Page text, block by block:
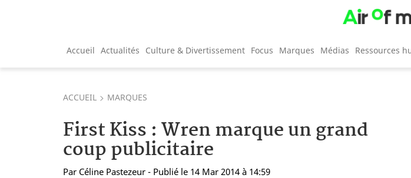
Accueil Actualités Culture & Divertissement Focus Marques Médias Ressources
ACCUEIL MARQUES
First Kiss : Wren marque un grand
coup publicitaire
Par Céline Pastezeur - Publié le 14 Mar 2014 à 14:59